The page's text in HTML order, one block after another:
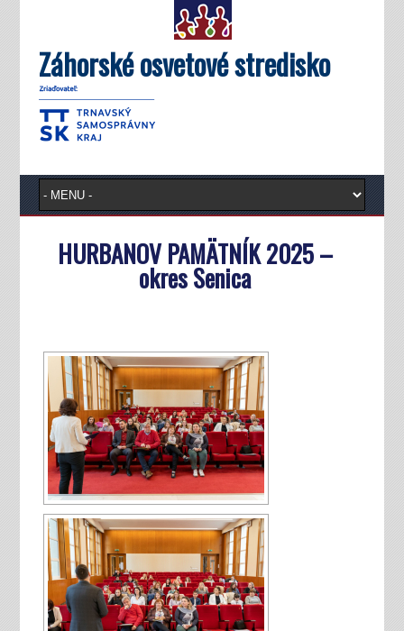
Záhorské osvetové stredisko
HURBANOV PAMÄTNÍK 2025 –
okres Senica